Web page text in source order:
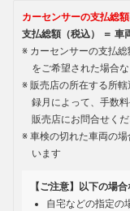
カーセンサーの支払総
支払総額（税込） ＝ 車
カーセンサーの支払
をご希望された場合
販売店の所在する所
録月によって、手数
販売店にお問合せく
車検の切れた車両の
います
【ご注意】以下の場
自宅などの指定の